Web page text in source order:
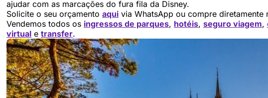
ajudar com as marcações do fura fila da Disney.
Solicite o seu orçamento aqui via WhatsApp ou compre diretamente
Vendemos todos os ingressos de parques, hotéis, seguro viagem,
virtual e transfer.